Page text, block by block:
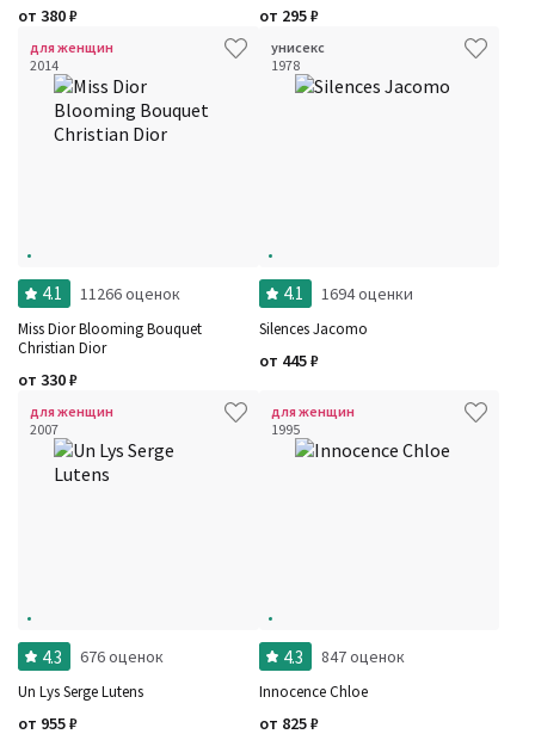
от 380₽ от 295₽
для женщин
2014
4.1 11266 оценок
Miss Dior Blooming Bouquet
Christian Dior
от 330₽
унисекс
1978
4.1 1694 оценки
Silences Jacomo
от 445₽
для женщин
2007
4.3 676 оценок
Un Lys Serge Lutens
от 955₽
для женщин
1995
4.3 847 оценок
Innocence Chloe
от 825₽